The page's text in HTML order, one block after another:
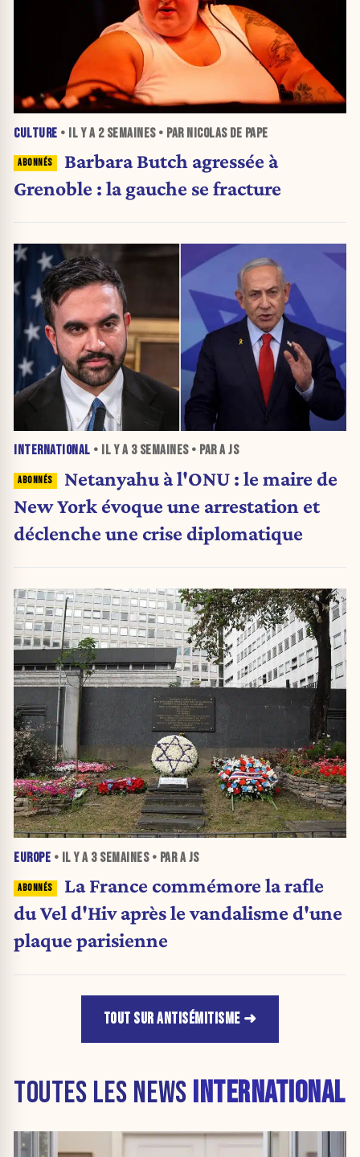
CULTURE • IL Y A 2 SEMAINES• PAR NICOLAS DE PAPE
Barbara Butch agressée à
Grenoble : la gauche se fracture
INTERNATIONAL • IL Y A 3 SEMAINES• PAR A JS
Netanyahu à l'ONU : le maire de
New York évoque une arrestation et
déclenche une crise diplomatique
EUROPE • IL Y A 3 SEMAINES• PAR A JS
La France commémore la rafle
du Vel d'Hiv après le vandalisme d'une
plaque parisienne
TOUT SUR ANTISÉMITISME
TOUTES LES NEWS INTERNATIONAL